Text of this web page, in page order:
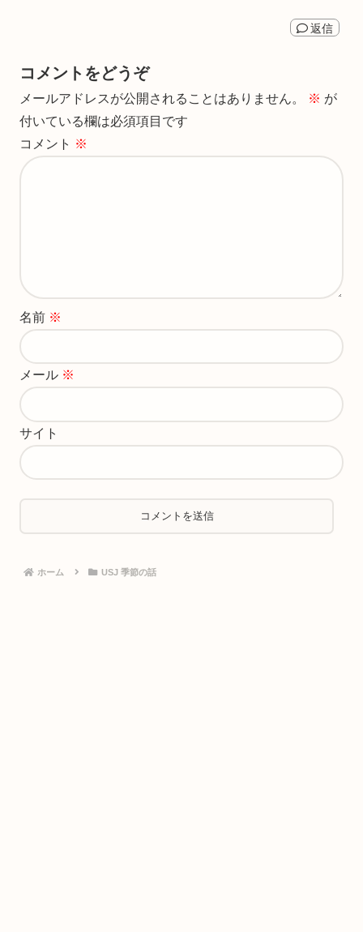
返信
コメントをどうぞ
メールアドレスが公開されることはありません。 ※ が
付いている欄は必須項目です
コメント ※
名前 ※
メール ※
サイト
ホーム USJ 季節の話